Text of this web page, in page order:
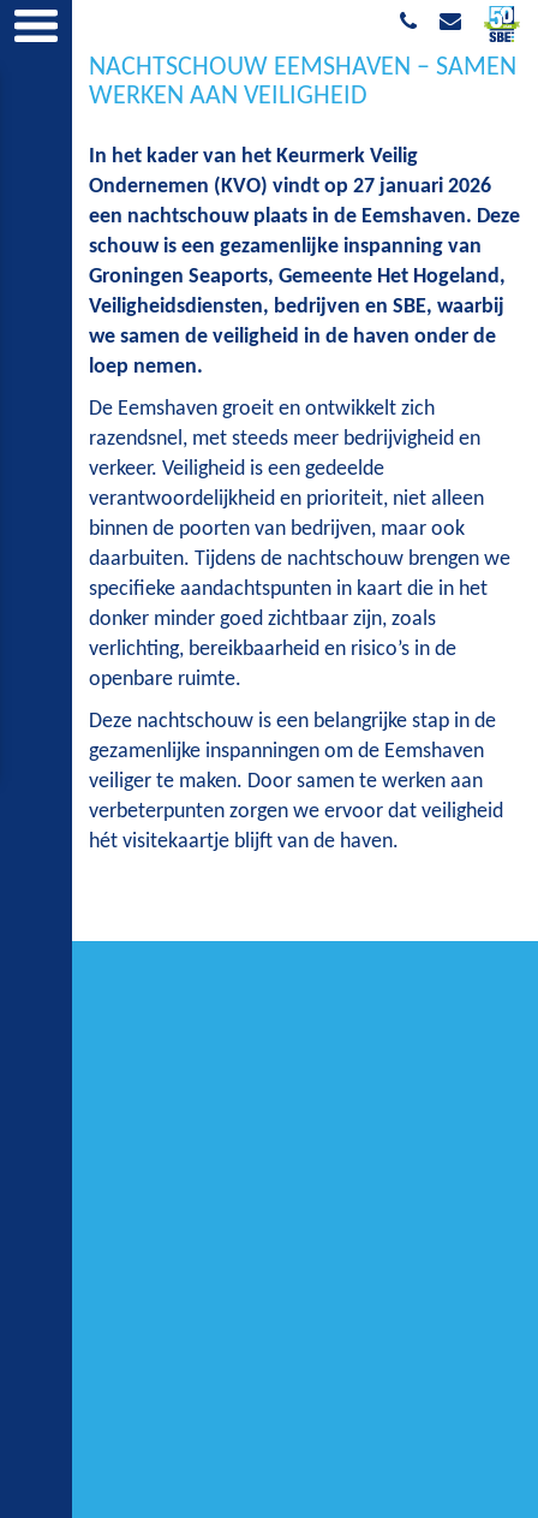
NACHTSCHOUW EEMSHAVEN – SAMEN
WERKEN AAN VEILIGHEID
In het kader van het Keurmerk Veilig
Ondernemen (KVO) vindt op 27 januari 2026
een nachtschouw plaats in de Eemshaven. Deze
schouw is een gezamenlijke inspanning van
Groningen Seaports, Gemeente Het Hogeland,
Veiligheidsdiensten, bedrijven en SBE, waarbij
we samen de veiligheid in de haven onder de
loep nemen.
De Eemshaven groeit en ontwikkelt zich
razendsnel, met steeds meer bedrijvigheid en
verkeer. Veiligheid is een gedeelde
verantwoordelijkheid en prioriteit, niet alleen
binnen de poorten van bedrijven, maar ook
daarbuiten. Tijdens de nachtschouw brengen we
specifieke aandachtspunten in kaart die in het
donker minder goed zichtbaar zijn, zoals
verlichting, bereikbaarheid en risico’s in de
openbare ruimte.
Deze nachtschouw is een belangrijke stap in de
gezamenlijke inspanningen om de Eemshaven
veiliger te maken. Door samen te werken aan
verbeterpunten zorgen we ervoor dat veiligheid
hét visitekaartje blijft van de haven.